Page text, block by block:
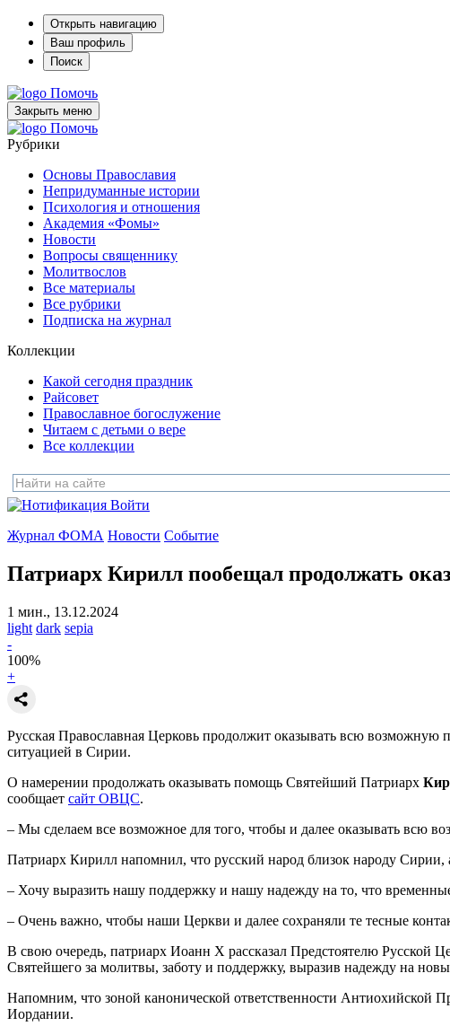
Открыть навигацию
Ваш профиль
Поиск
Помочь
Закрыть меню
Помочь
Рубрики
Основы Православия
Непридуманные истории
Психология и отношения
Академия «Фомы»
Новости
Вопросы священнику
Молитвослов
Все материалы
Все рубрики
Подписка на журнал
Коллекции
Какой сегодня праздник
Райсовет
Православное богослужение
Читаем с детьми о вере
Все коллекции
Войти
Журнал ФОМА Новости Событие
Патриарх Кирилл пообещал продолжать
1 мин., 13.12.2024
light dark sepia
-
100%
+
Русская Православная Церковь продолжит оказывать всю возможную
ситуацией в Сирии.
О намерении продолжать оказывать помощь Святейший Патриарх
сообщает сайт ОВЦС.
– Мы сделаем все возможное для того, чтобы и далее оказывать всю
Патриарх Кирилл напомнил, что русский народ близок народу
– Хочу выразить нашу поддержку и нашу надежду на то, что
– Очень важно, чтобы наши Церкви и далее сохраняли те тесные
В свою очередь, патриарх Иоанн Х рассказал Предстоятелю
Святейшего за молитвы, заботу и поддержку, выразив надежду на
Напомним, что зоной канонической ответственности Антиохийской
Иордании.